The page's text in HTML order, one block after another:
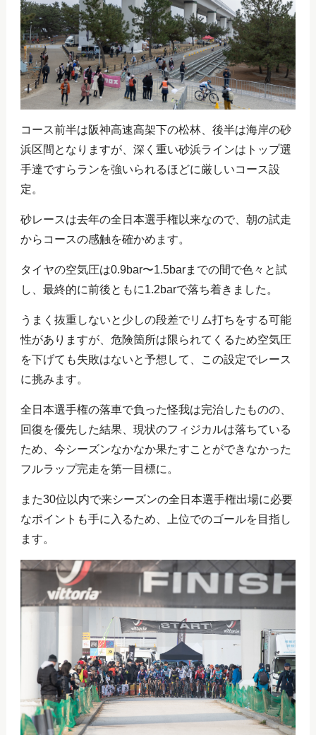
コース前半は阪神高速高架下の松林、後半は海岸の砂
浜区間となりますが、深く重い砂浜ラインはトップ選
手達ですらランを強いられるほどに厳しいコース設
定。
砂レースは去年の全日本選手権以来なので、朝の試走
からコースの感触を確かめます。
タイヤの空気圧は0.9bar〜1.5barまでの間で色々と試
し、最終的に前後ともに1.2barで落ち着きました。
うまく抜重しないと少しの段差でリム打ちをする可能
性がありますが、危険箇所は限られてくるため空気圧
を下げても失敗はないと予想して、この設定でレース
に挑みます。
全日本選手権の落車で負った怪我は完治したものの、
回復を優先した結果、現状のフィジカルは落ちている
ため、今シーズンなかなか果たすことができなかった
フルラップ完走を第一目標に。
また30位以内で来シーズンの全日本選手権出場に必要
なポイントも手に入るため、上位でのゴールを目指し
ます。